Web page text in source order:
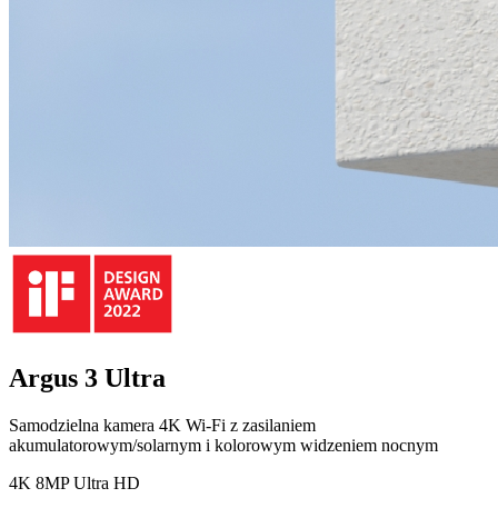
Argus 3 Ultra
Samodzielna kamera 4K Wi‑Fi z zasilaniem
akumulatorowym/solarnym i kolorowym widzeniem nocnym
4K 8MP Ultra HD